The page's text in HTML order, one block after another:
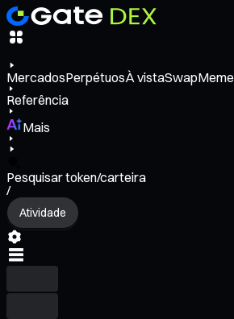
MercadosPerpétuosÀ vistaSwapMeme
Referência
Mais
Pesquisar token/carteira
/
Atividade